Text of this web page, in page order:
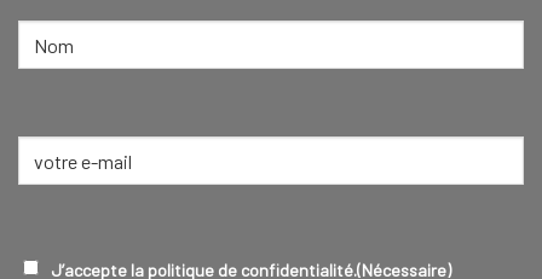
NOM
RGPD(NÉCESSAIRE)
J’accepte la politique de confidentialité.(Nécessaire)